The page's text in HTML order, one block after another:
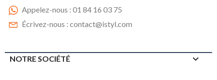
Appelez-nous : 01 84 16 03 75
Écrivez-nous : contact@istyl.com
NOTRE SOCIÉTÉ 